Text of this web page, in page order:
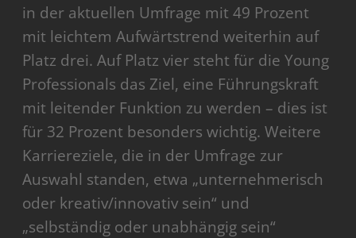
in der aktuellen Umfrage mit 49 Prozent
mit leichtem Aufwärtstrend weiterhin auf
Platz drei. Auf Platz vier steht für die Young
Professionals das Ziel, eine Führungskraft
mit leitender Funktion zu werden – dies ist
für 32 Prozent besonders wichtig. Weitere
Karriereziele, die in der Umfrage zur
Auswahl standen, etwa „unternehmerisch
oder kreativ/innovativ sein“ und
„selbständig oder unabhängig sein“